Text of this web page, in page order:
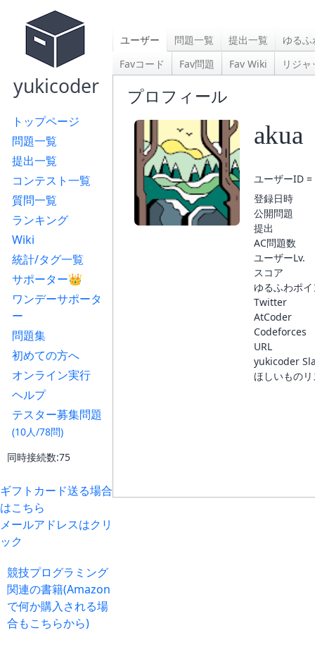
yukicoder
トップページ
問題一覧
提出一覧
コンテスト一覧
質問一覧
ランキング
Wiki
統計/タグ一覧
サポーター👑
ワンデーサポータ
ー
問題集
初めての方へ
オンライン実行
ヘルプ
テスター募集問題
(10人/78問)
同時接続数:75
ギフトカード送る場合
はこちら
メールアドレスはクリ
ック
競技プログラミング
関連の書籍(Amazon
で何か購入される場
合もこちらから)
ユーザー 問題一覧 提出一覧
ゆる
Favコード
Fav問題 Fav Wiki リジ
プロフィール
akua
ユーザーID
登録日時
公開問題
提出
AC問題数
ユーザーLv.
スコア
ゆるふわポ
Twitter
AtCoder
Codeforces
URL
yukicoder
ほしいもの